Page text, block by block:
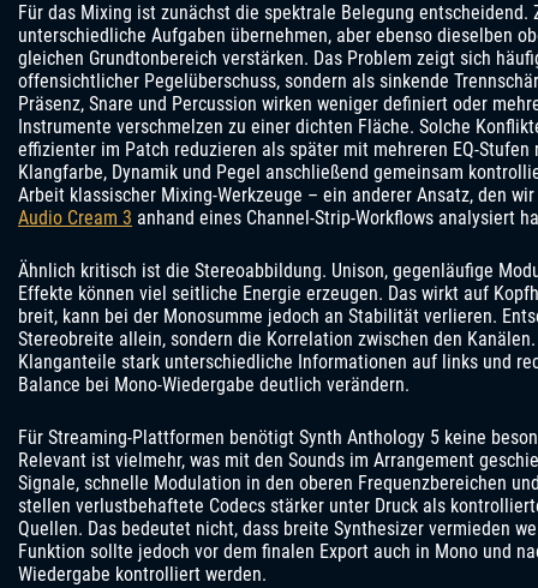
Für das Mixing ist zunächst die spektrale Belegung entscheidend.
unterschiedliche Aufgaben übernehmen, aber ebenso dieselben
gleichen Grundtonbereich verstärken. Das Problem zeigt sich
offensichtlicher Pegelüberschuss, sondern als sinkende
Präsenz, Snare und Percussion wirken weniger definiert oder
Instrumente verschmelzen zu einer dichten Fläche. Solche
effizienter im Patch reduzieren als später mit mehreren EQ-Stufen
Klangfarbe, Dynamik und Pegel anschließend gemeinsam
Arbeit klassischer Mixing-Werkzeuge – ein anderer Ansatz, den
Audio Cream 3 anhand eines Channel-Strip-Workflows analysiert
Ähnlich kritisch ist die Stereoabbildung. Unison, gegenläufige
Effekte können viel seitliche Energie erzeugen. Das wirkt auf
breit, kann bei der Monosumme jedoch an Stabilität verlieren.
Stereobreite allein, sondern die Korrelation zwischen den
Klanganteile stark unterschiedliche Informationen auf links und
Balance bei Mono-Wiedergabe deutlich verändern.
Für Streaming-Plattformen benötigt Synth Anthology 5 keine
Relevant ist vielmehr, was mit den Sounds im Arrangement
Signale, schnelle Modulation in den oberen Frequenzbereichen
stellen verlustbehaftete Codecs stärker unter Druck als
Quellen. Das bedeutet nicht, dass breite Synthesizer vermieden
Funktion sollte jedoch vor dem finalen Export auch in Mono und
Wiedergabe kontrolliert werden.